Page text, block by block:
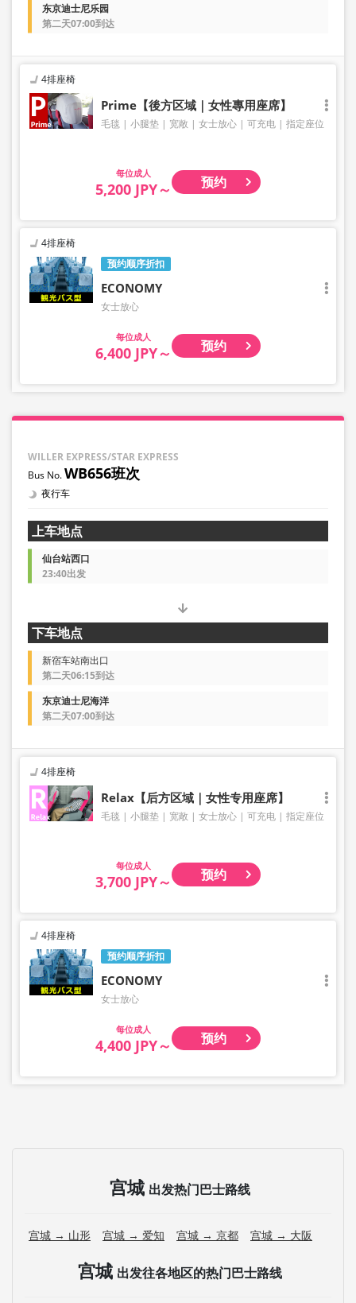
东京迪士尼乐园
第二天07:00到达
4排座椅
Prime【後方区域｜女性專用座席】
毛毯 小腿垫 宽敞 女士放心 可充电 指定座位
成人
5,200 JPY～ 预约
预约顺序折扣
4排座椅
ECONOMY
女士放心
成人
6,400 JPY～ 预约
WILLER EXPRESS/STAR EXPRESS
WB656班次
夜行车
上车地点
仙台站西口
23:40出发
下车地点
新宿车站南出口
第二天06:15到达
东京迪士尼海洋
第二天07:00到达
4排座椅
Relax【后方区域｜女性专用座席】
毛毯 小腿垫 宽敞 女士放心 可充电 指定座位
成人
3,700 JPY～ 预约
预约顺序折扣
4排座椅
ECONOMY
女士放心
成人
4,400 JPY～ 预约
宫城 出发热门巴士路线
宫城 → 山形 宫城 → 爱知 宫城 → 京都 宫城 → 大阪
宫城 出发往各地区的热门巴士路线